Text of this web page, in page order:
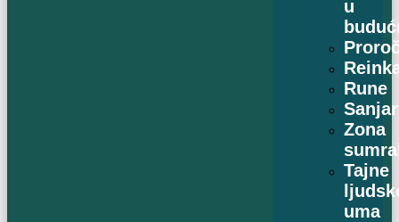
u
Rune
Zona
Tajne
uma